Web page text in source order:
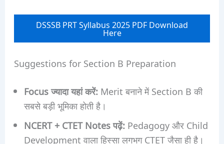
DSSSB PRT Syllabus 2025 PDF Download
Here
Suggestions for Section B Preparation
Focus ज्यादा यहां करें:Merit बनाने में Section B की
सबसे बड़ी भूमिका होती है।
NCERT + CTET Notes पढ़ें:Pedagogy और Child
Development वाला हिस्सा लगभग CTET जैसा ही है।